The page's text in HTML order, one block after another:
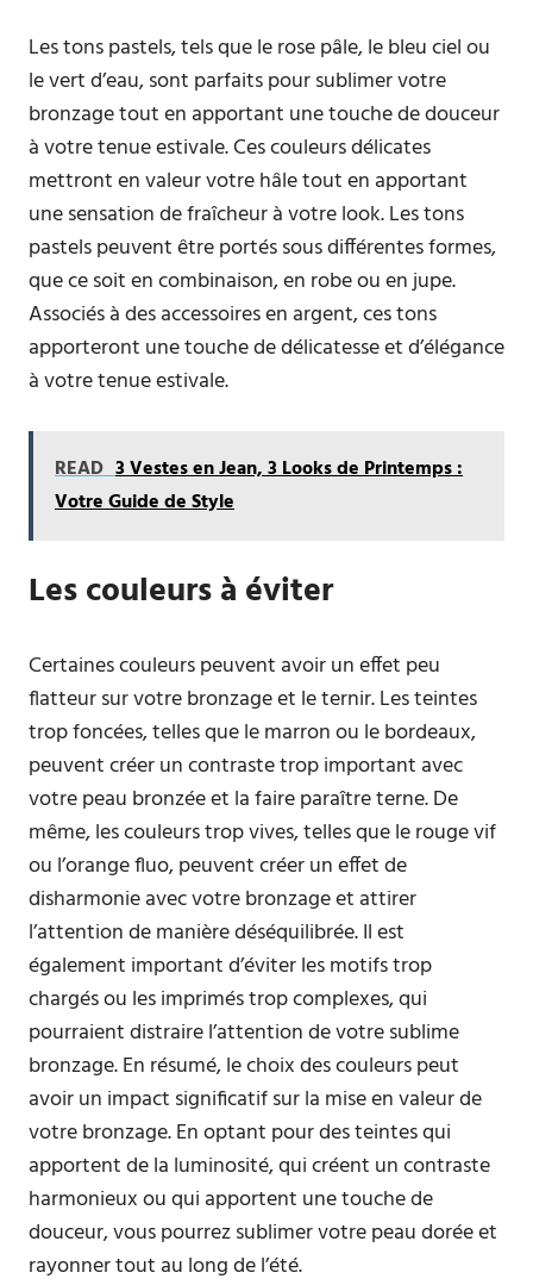
Les tons pastels, tels que le rose pâle, le bleu ciel ou
le vert d’eau, sont parfaits pour sublimer votre
bronzage tout en apportant une touche de douceur
à votre tenue estivale. Ces couleurs délicates
mettront en valeur votre hâle tout en apportant
une sensation de fraîcheur à votre look. Les tons
pastels peuvent être portés sous différentes formes,
que ce soit en combinaison, en robe ou en jupe.
Associés à des accessoires en argent, ces tons
apporteront une touche de délicatesse et d’élégance
à votre tenue estivale.
READ 3 Vestes en Jean, 3 Looks de Printemps :
Votre Guide de Style
Les couleurs à éviter
Certaines couleurs peuvent avoir un effet peu
flatteur sur votre bronzage et le ternir. Les teintes
trop foncées, telles que le marron ou le bordeaux,
peuvent créer un contraste trop important avec
votre peau bronzée et la faire paraître terne. De
même, les couleurs trop vives, telles que le rouge vif
ou l’orange fluo, peuvent créer un effet de
disharmonie avec votre bronzage et attirer
l’attention de manière déséquilibrée. Il est
également important d’éviter les motifs trop
chargés ou les imprimés trop complexes, qui
pourraient distraire l’attention de votre sublime
bronzage. En résumé, le choix des couleurs peut
avoir un impact significatif sur la mise en valeur de
votre bronzage. En optant pour des teintes qui
apportent de la luminosité, qui créent un contraste
harmonieux ou qui apportent une touche de
douceur, vous pourrez sublimer votre peau dorée et
rayonner tout au long de l’été.